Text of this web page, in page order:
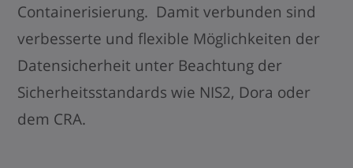
Containerisierung. Damit verbunden sind
verbesserte und flexible Möglichkeiten der
Datensicherheit unter Beachtung der
Sicherheitsstandards wie NIS2, Dora oder
dem CRA.